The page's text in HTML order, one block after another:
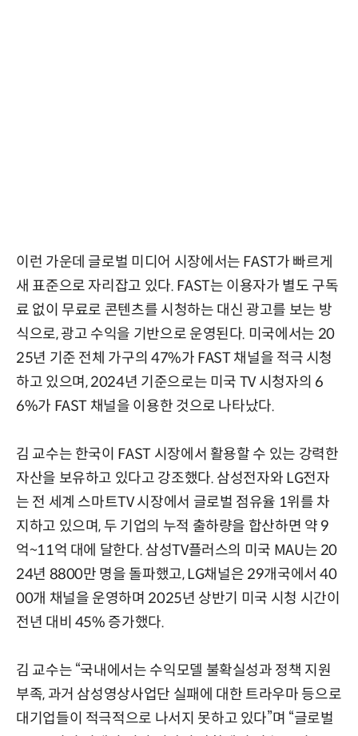
이런 가운데 글로벌 미디어 시장에서는 FAST가 빠르게
새 표준으로 자리잡고 있다. FAST는 이용자가 별도 구독
료 없이 무료로 콘텐츠를 시청하는 대신 광고를 보는 방
식으로, 광고 수익을 기반으로 운영된다. 미국에서는 20
25년 기준 전체 가구의 47%가 FAST 채널을 적극 시청
하고 있으며, 2024년 기준으로는 미국 TV 시청자의 6
6%가 FAST 채널을 이용한 것으로 나타났다.
김 교수는 한국이 FAST 시장에서 활용할 수 있는 강력한
자산을 보유하고 있다고 강조했다. 삼성전자와 LG전자
는 전 세계 스마트TV 시장에서 글로벌 점유율 1위를 차
지하고 있으며, 두 기업의 누적 출하량을 합산하면 약 9
억~11억 대에 달한다. 삼성TV플러스의 미국 MAU는 20
24년 8800만 명을 돌파했고, LG채널은 29개국에서 40
00개 채널을 운영하며 2025년 상반기 미국 시청 시간이
전년 대비 45% 증가했다.
김 교수는 “국내에서는 수익모델 불확실성과 정책 지원
부족, 과거 삼성영상사업단 실패에 대한 트라우마 등으로
대기업들이 적극적으로 나서지 못하고 있다”며 “글로벌